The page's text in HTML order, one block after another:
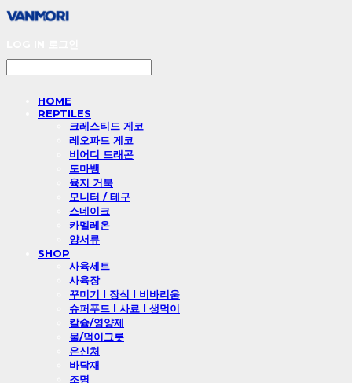
HOME
REPTILES
크레스티드 게코
레오파드 게코
비어디 드래곤
도마뱀
육지 거북
모니터 / 테구
스네이크
카멜레온
양서류
SHOP
사육세트
사육장
꾸미기 l 장식 l 비바리움
슈퍼푸드 l 사료 l 생먹이
칼슘/영양제
물/먹이그릇
은신처
바닥재
조명